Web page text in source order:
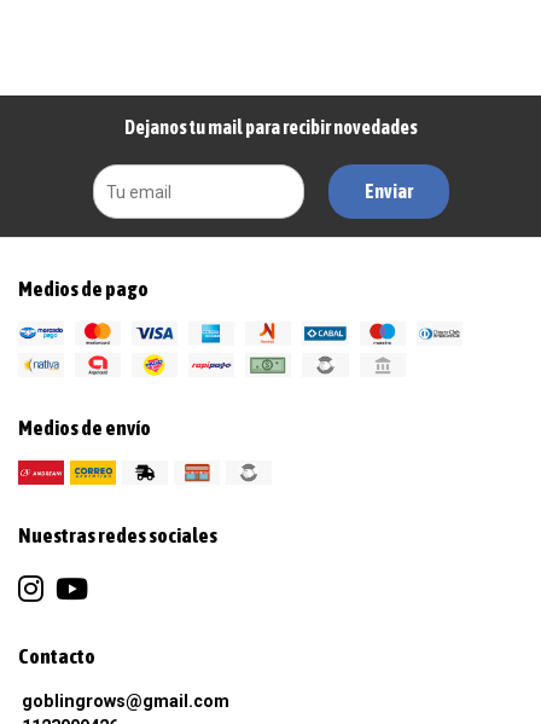
Dejanos tu mail para recibir novedades
Enviar
Medios de pago
Medios de envío
Nuestras redes sociales
Contacto
goblingrows@gmail.com